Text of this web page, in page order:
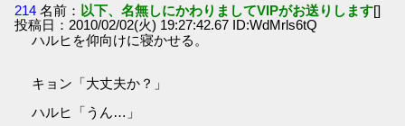
214 名前： 以下、名無しにかわりましてVIPがお送りします[]
投稿日：2010/02/02(火) 19:27:42.67 ID:WdMrls6tQ
ハルヒを仰向けに寝かせる。
キョン「大丈夫か？」
ハルヒ「うん…」